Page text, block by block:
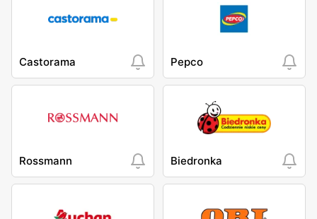
Castorama Pepco
Rossmann Biedronka